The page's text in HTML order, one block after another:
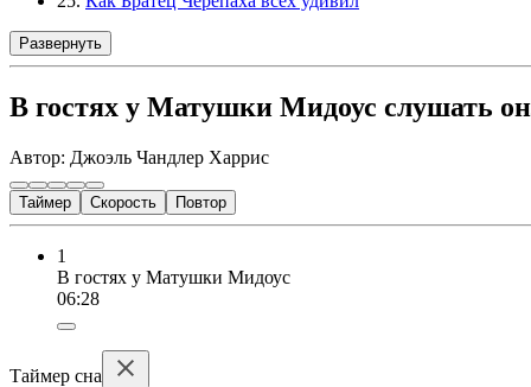
Развернуть
В гостях у Матушки Мидоус слушать
Автор: Джоэль Чандлер Харрис
Таймер Скорость Повтор
1
В гостях у Матушки Мидоус
06:28
Таймер сна